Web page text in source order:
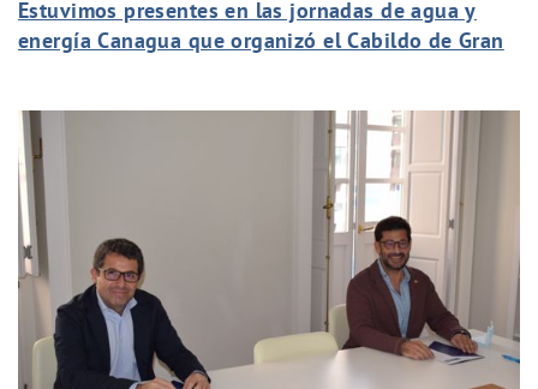
Estuvimos presentes en las jornadas de agua y
energía Canagua que organizó el Cabildo de Gran